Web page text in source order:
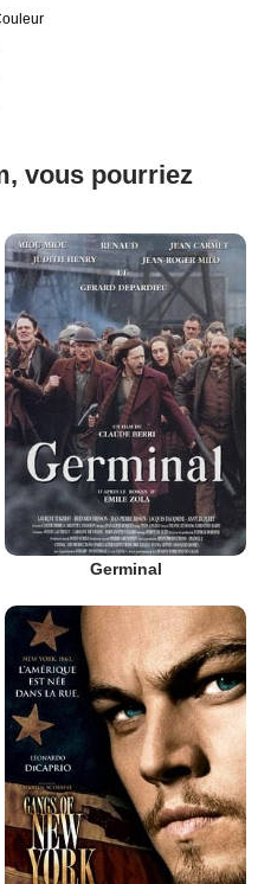
vous pourriez
Germinal